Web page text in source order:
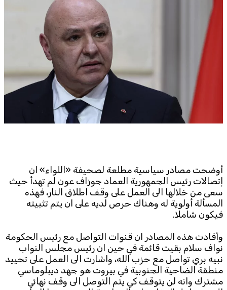
Services
Jobs
Writers
Subscribe to the newsletter
أوضحت مصادر سياسية مطلعة لصحيفة «اللواء» ان
إتصالات رئيس الجمهورية العماد جوزاف عون لم تهدأ حيث
سعى من خلالها الى العمل على وقف اطلاق النار، فهذه
المسألة أولوية له وهناك حرص لديه على ان يتم تثبيته
فيكون شاملا.
وأفادت هذه المصادر ان قنوات التواصل مع رئيس الحكومة
نواف سلام بقيت قائمة في حين ان رئيس مجلس النواب
نبيه بري تواصل مع حزب الله، واشارت الى العمل على تحييد
منطقة الضاحية الجنوبية في بيروت هو جهد ديبلوماسي
مشترك وانه لن يتوقف كي يتم التوصل الى وقف نهائي